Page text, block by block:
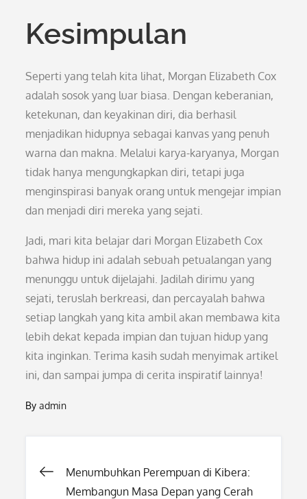
Kesimpulan
Seperti yang telah kita lihat, Morgan Elizabeth Cox
adalah sosok yang luar biasa. Dengan keberanian,
ketekunan, dan keyakinan diri, dia berhasil
menjadikan hidupnya sebagai kanvas yang penuh
warna dan makna. Melalui karya-karyanya, Morgan
tidak hanya mengungkapkan diri, tetapi juga
menginspirasi banyak orang untuk mengejar impian
dan menjadi diri mereka yang sejati.
Jadi, mari kita belajar dari Morgan Elizabeth Cox
bahwa hidup ini adalah sebuah petualangan yang
menunggu untuk dijelajahi. Jadilah dirimu yang
sejati, teruslah berkreasi, dan percayalah bahwa
setiap langkah yang kita ambil akan membawa kita
lebih dekat kepada impian dan tujuan hidup yang
kita inginkan. Terima kasih sudah menyimak artikel
ini, dan sampai jumpa di cerita inspiratif lainnya!
Byadmin
Post
Menumbuhkan Perempuan di Kibera:
Membangun Masa Depan yang Cerah